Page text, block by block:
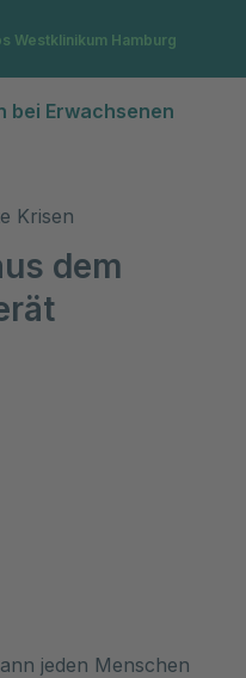
Westklinikum Hamburg
bei Erwachsenen
Krisen
dem
jeden Menschen